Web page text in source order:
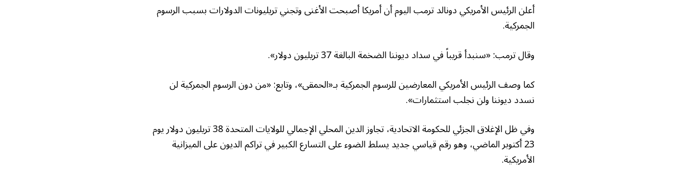
أعلن الرئيس الأمريكي دونالد ترمب اليوم أن أمريكا أصبحت الأغنى وتجني تريليونات الدولارات بسبب الرسوم
الجمركية.
وقال ترمب: «سنبدأ قريباً في سداد ديوننا الضخمة البالغة 37 تريليون دولار».
كما وصف الرئيس الأمريكي المعارضين للرسوم الجمركية بـ«الحمقى»، وتابع: «من دون الرسوم الجمركية لن
نسدد ديوننا ولن نجلب استثمارات».
وفي ظل الإغلاق الجزئي للحكومة الاتحادية، تجاوز الدين المحلي الإجمالي للولايات المتحدة 38 تريليون دولار يوم
23 أكتوبر الماضي، وهو رقم قياسي جديد يسلط الضوء على التسارع الكبير في تراكم الديون على الميزانية
الأمريكية.